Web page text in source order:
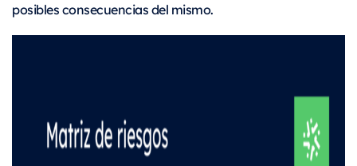
posibles consecuencias del mismo.